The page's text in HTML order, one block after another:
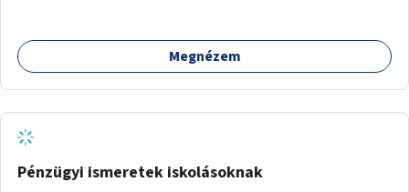
Megnézem
Pénzügyi ismeretek iskolásoknak